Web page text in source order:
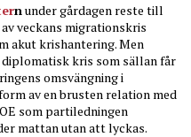
n under gårdagen reste till
veckans migrationskris
akut krishantering. Men
kris som sällan får
omsvängning i
av en brusten relation med
som partiledningen
mattan utan att lyckas.